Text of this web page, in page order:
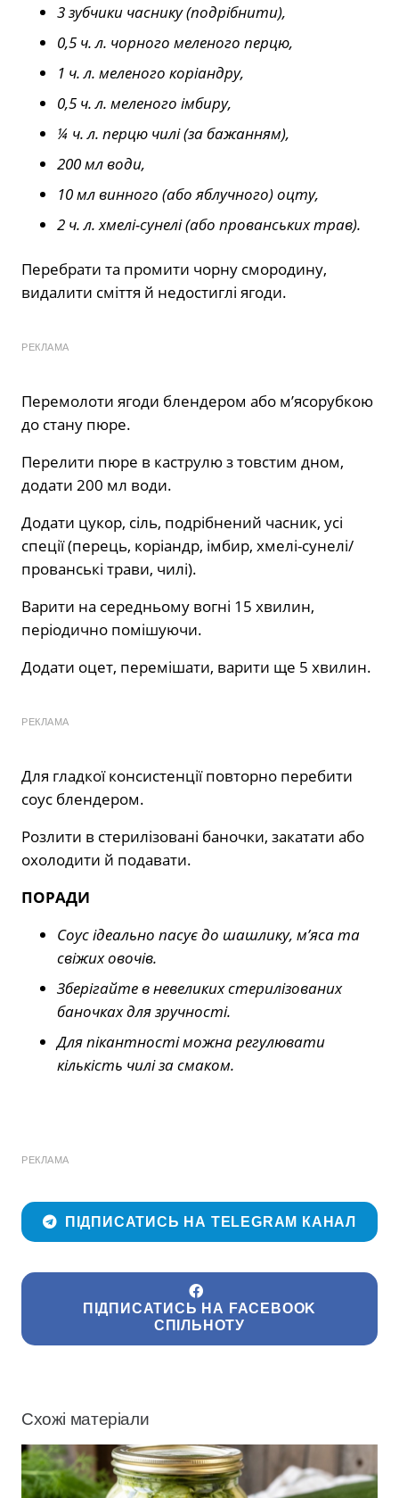
3 зубчики часнику (подрібнити),
0,5 ч. л. чорного меленого перцю,
1 ч. л. меленого коріандру,
0,5 ч. л. меленого імбиру,
¼ ч. л. перцю чилі (за бажанням),
200 мл води,
10 мл винного (або яблучного) оцту,
2 ч. л. хмелі-сунелі (або прованських трав).
Перебрати та промити чорну смородину,
видалити сміття й недостиглі ягоди.
РЕКЛАМА
Перемолоти ягоди блендером або м’ясорубкою
до стану пюре.
Перелити пюре в каструлю з товстим дном,
додати 200 мл води.
Додати цукор, сіль, подрібнений часник, усі
спеції (перець, коріандр, імбир, хмелі-сунелі/
прованські трави, чилі).
Варити на середньому вогні 15 хвилин,
періодично помішуючи.
Додати оцет, перемішати, варити ще 5 хвилин.
РЕКЛАМА
Для гладкої консистенції повторно перебити
соус блендером.
Розлити в стерилізовані баночки, закатати або
охолодити й подавати.
ПОРАДИ
Соус ідеально пасує до шашлику, м’яса та
свіжих овочів.
Зберігайте в невеликих стерилізованих
баночках для зручності.
Для пікантності можна регулювати
кількість чилі за смаком.
РЕКЛАМА
ПІДПИСАТИСЬ НА TELEGRAM КАНАЛ
ПІДПИСАТИСЬ НА FACEBOOK
СПІЛЬНОТУ
Схожі матеріали